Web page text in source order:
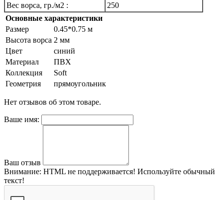
Вес ворса, гр./м2 :
250
Основные характеристики
Размер
0.45*0.75 м
Высота ворса 2 мм
Цвет
синий
Материал
ПВХ
Коллекция
Soft
Геометрия
прямоугольник
Нет отзывов об этом товаре.
Ваше имя:
Ваш отзыв
Внимание: HTML не поддерживается! Используйте обычный
текст!